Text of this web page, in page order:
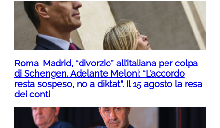
Roma-Madrid, “divorzio” all’italiana per colpa
di Schengen. Adelante Meloni: “L’accordo
resta sospeso, no a diktat”. Il 15 agosto la resa
dei conti